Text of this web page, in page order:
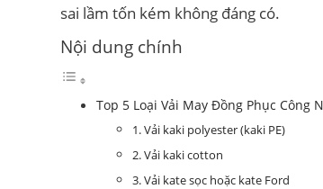
sai lầm tốn kém không đáng có.
Nội dung chính
Top 5 Loại Vải May Đồng Phục Công
1. Vải kaki polyester (kaki PE)
2. Vải kaki cotton
3. Vải kate sọc hoặc kate Ford